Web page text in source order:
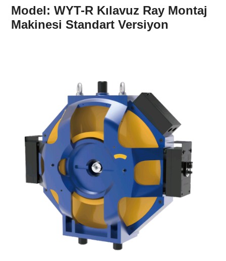
Model: WYT-R Kılavuz Ray Montaj
Makinesi Standart Versiyon